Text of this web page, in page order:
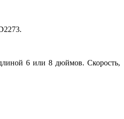
6 или 8 дюймов. Скорость,